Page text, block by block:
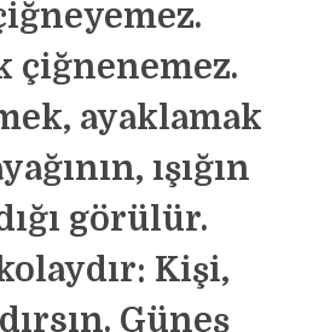
çiğnenemez.
ayaklamak
ışığın
görülür.
Kişi,
Güneş